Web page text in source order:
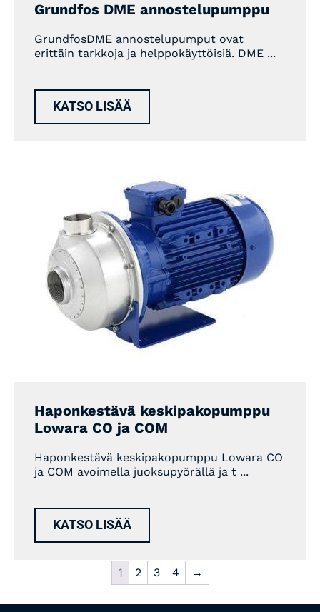
Grundfos DME annostelupumppu
GrundfosDME annostelupumput ovat
erittäin tarkkoja ja helppokäyttöisiä. DME ...
KATSO LISÄÄ
Haponkestävä keskipakopumppu
Lowara CO ja COM
Haponkestävä keskipakopumppu Lowara CO
ja COM avoimella juoksupyörällä ja t ...
KATSO LISÄÄ
1 2 3 4 →